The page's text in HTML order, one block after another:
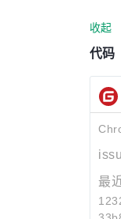
收起
代码
最